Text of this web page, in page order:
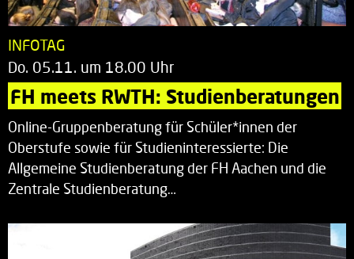
INFOTAG
Do. 05.11. um 18.00 Uhr
FH meets RWTH: Studienberatungen
Online-Gruppenberatung für Schüler*innen der
Oberstufe sowie für Studieninteressierte: Die
Allgemeine Studienberatung der FH Aachen und die
Zentrale Studienberatung…